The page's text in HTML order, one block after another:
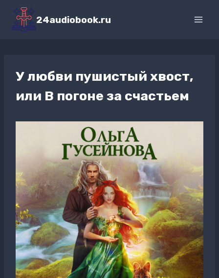
Перейти
содержимому
24audiobook.ru
У любви пушистый хвост,
или В погоне за счастьем